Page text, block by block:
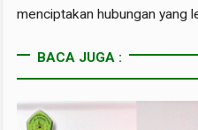
menciptakan hubungan yang
BACA JUGA :